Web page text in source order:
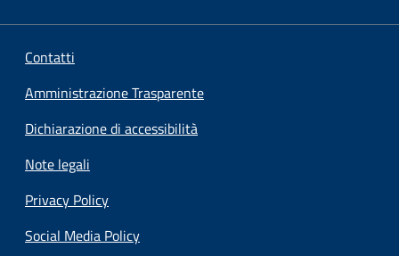
Contatti
Amministrazione Trasparente
Dichiarazione di accessibilità
Note legali
Privacy Policy
Social Media Policy